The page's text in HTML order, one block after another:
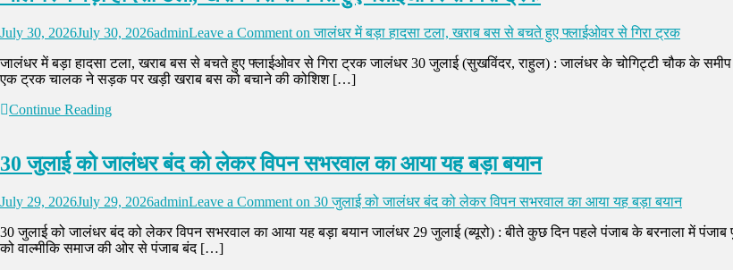
July 30, 2026July 30, 2026adminLeave a Comment on जालंधर में बड़ा हादसा टला, खराब बस से बचते हुए फ्लाईओवर से गिरा ट्रक
जालंधर में बड़ा हादसा टला, खराब बस से बचते हुए फ्लाईओवर से गिरा ट्रक जालंधर 30 जुलाई (सुखविंदर, राहुल) : जालंधर के चोगिट्टी चौक के समीप
एक ट्रक चालक ने सड़क पर खड़ी खराब बस को बचाने की कोशिश […]
Continue Reading
30 जुलाई को जालंधर बंद को लेकर विपन सभरवाल का आया यह बड़ा बयान
July 29, 2026July 29, 2026adminLeave a Comment on 30 जुलाई को जालंधर बंद को लेकर विपन सभरवाल का आया यह बड़ा बयान
30 जुलाई को जालंधर बंद को लेकर विपन सभरवाल का आया यह बड़ा बयान जालंधर 29 जुलाई (ब्यूरो) : बीते कुछ दिन पहले पंजाब के बरनाला में
को वाल्मीकि समाज की ओर से पंजाब बंद […]